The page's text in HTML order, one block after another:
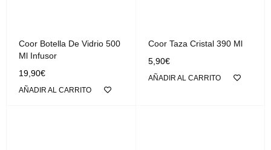
Coor Botella De Vidrio 500
Ml Infusor
19,90€
AÑADIR AL CARRITO
Coor Taza Cristal 390 Ml
5,90€
AÑADIR AL CARRITO